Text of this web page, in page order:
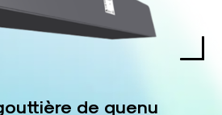
de quenu